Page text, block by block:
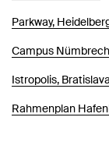
Parkway,
Campus
Istropolis, Bratislava
Rahmenplan